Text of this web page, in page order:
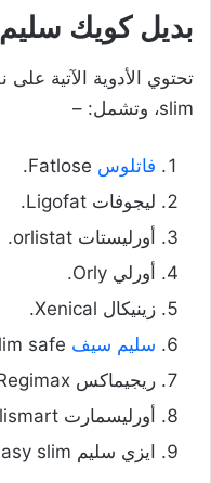
بديل كويك سليم
slim، وتشمل: –
فاتلوس
ليجوفات Ligofat.
أورليستات orlistat.
أورلي Orly.
زينيكال Xenical.
سليم سيف
ريجيماكس Regimax.
أورليسمارت Orlismart.
ايزي سليم Easy slim.